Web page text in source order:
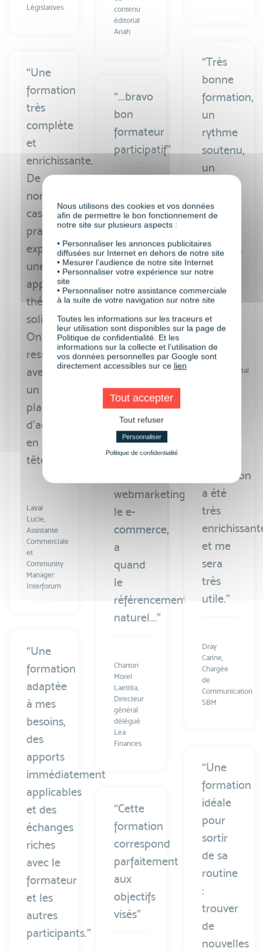
Législatives
contenu
éditorial
Anah
“Très
bonne
formation,
un
rythme
soutenu,
un
groupe,
très
accueil.”
Giulietti
Christine,
Gestionnaire
internet
Conseil
départemental
“Une
formation
très
complète
et
enrichissante.
De
nombreux
cas
pratiques
exposés,
une
approche
théorique
solide.
On en
ressort
avec
un
plan
d’actions
en
tête”
Laval
Lucie,
Assistante
Commerciale
et
Community
Manager
Interforum
“...bravo
bon
formateur
participatif”
Gaëlle,
Directrice
de la
communication
Préfon
“Toujours
une
formation
de
qualité
avec
Visiplus
Academy.
Après
webmarketing,
le e-
commerce,
a
quand
le
référencement
naturel...”
Charton
Morel
Laetitia,
Directeur
général
délégué
Lea
Finances
formation
a été
très
et me
sera
très
utile.”
Dray
Carine,
Chargée
de
Communication
SBM
“Une
formation
adaptée
à mes
besoins,
des
apports
immédiatement
applicables
et des
échanges
riches
avec le
formateur
et les
autres
participants.”
“Une
formation
idéale
pour
sortir
de sa
routine
:
trouver
de
nouvelles
“Cette
formation
correspond
parfaitement
aux
objectifs
visés”
Nous utilisons des cookies et vos données
afin de permettre le bon fonctionnement de
notre site sur plusieurs aspects :
• Personnaliser les annonces publicitaires
diffusées sur Internet en dehors de notre site
• Mesurer l’audience de notre site Internet
• Personnaliser votre expérience sur notre
site
• Personnaliser notre assistance commerciale
à la suite de votre navigation sur notre site
Toutes les informations sur les traceurs et
leur utilisation sont disponibles sur la page de
Politique de confidentialité. Et les
informations sur la collecte et l’utilisation de
vos données personnelles par Google sont
directement accessibles sur ce lien
Tout accepter
Tout refuser
Personnaliser
Politique de confidentialité